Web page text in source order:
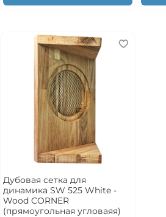
Дубовая сетка для
динамика SW 525 White -
Wood CORNER
(прямоугольная угловаяя)